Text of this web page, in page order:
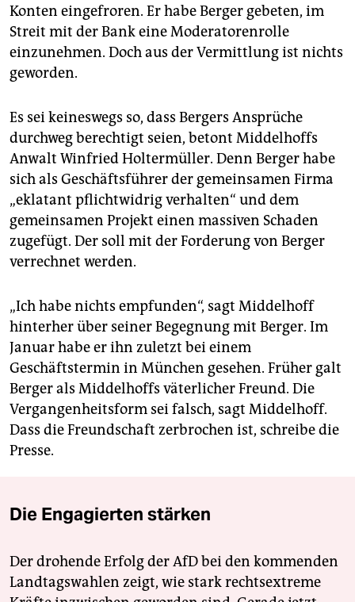
Konten eingefroren. Er habe Berger gebeten, im
Streit mit der Bank eine Moderatorenrolle
einzunehmen. Doch aus der Vermittlung ist nichts
geworden.
Es sei keineswegs so, dass Bergers Ansprüche
durchweg berechtigt seien, betont Middelhoffs
Anwalt Winfried Holtermüller. Denn Berger habe
sich als Geschäftsführer der gemeinsamen Firma
„eklatant pflichtwidrig verhalten“ und dem
gemeinsamen Projekt einen massiven Schaden
zugefügt. Der soll mit der Forderung von Berger
verrechnet werden.
„Ich habe nichts empfunden“, sagt Middelhoff
hinterher über seiner Begegnung mit Berger. Im
Januar habe er ihn zuletzt bei einem
Geschäftstermin in München gesehen. Früher galt
Berger als Middelhoffs väterlicher Freund. Die
Vergangenheitsform sei falsch, sagt Middelhoff.
Dass die Freundschaft zerbrochen ist, schreibe die
Presse.
Die Engagierten stärken
Der drohende Erfolg der AfD bei den kommenden
Landtagswahlen zeigt, wie stark rechtsextreme